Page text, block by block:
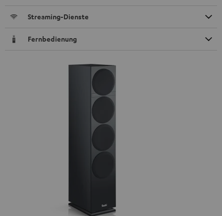
Streaming-Dienste
Fernbedienung